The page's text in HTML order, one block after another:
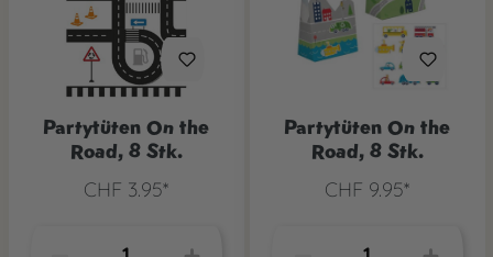
Partytüten On the
Road, 8 Stk.
CHF 3.95*
Partytüten On the
Road, 8 Stk.
CHF 9.95*